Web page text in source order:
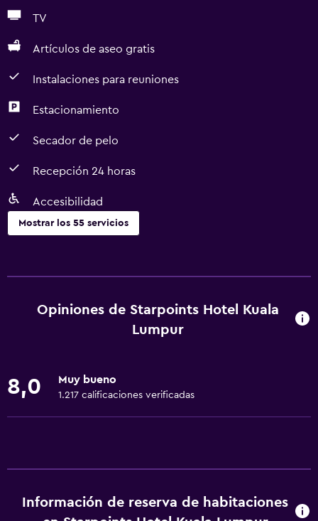
TV
Artículos de aseo gratis
Instalaciones para reuniones
Estacionamiento
Secador de pelo
Recepción 24 horas
Accesibilidad
Mostrar los 55 servicios
Ropa de cama
Alarma de humo
Gel de ducha
Opiniones de Starpoints Hotel Kuala
Lumpur
8,0 Muy bueno
1.217 calificaciones verificadas
Información de reserva de habitaciones